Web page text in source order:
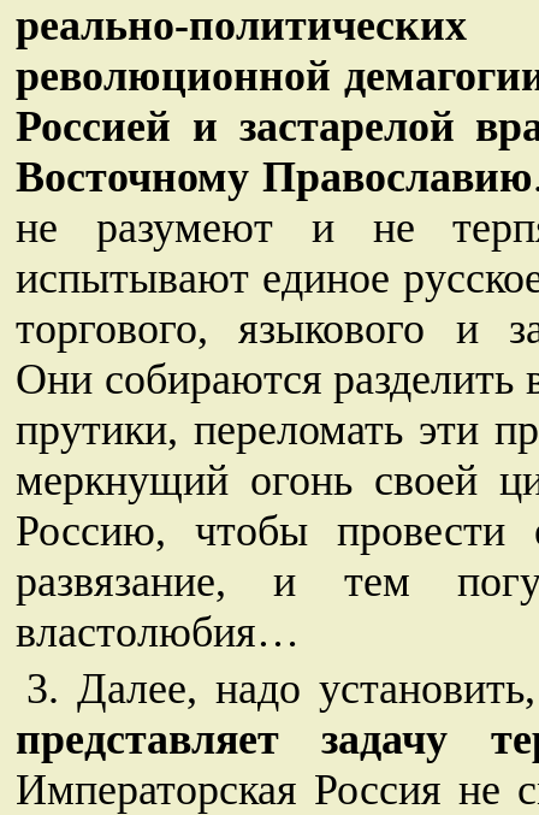
реально-
революционной
Россией и застарелой
Восточному Православию
не разумеют и не
испытывают единое
торгового, языкового и
Они собираются разделить
прутики, переломать эти
меркнущий огонь своей
Россию, чтобы провести
развязание, и тем
властолюбия…
3. Далее, надо
представляет задачу
Императорская Россия не